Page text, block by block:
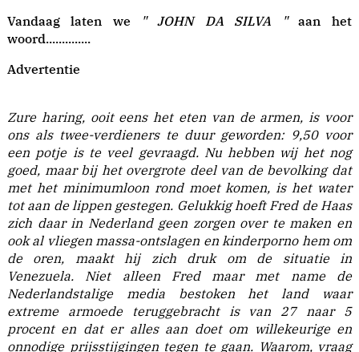
Vandaag laten we
" JOHN DA SILVA " aan het
woord..............
Advertentie
Zure haring, ooit eens het eten van de armen, is voor
ons als twee-verdieners te duur geworden: 9,50 voor
een potje is te veel gevraagd. Nu hebben wij het nog
goed, maar bij het overgrote deel van de bevolking dat
met het minimumloon rond moet komen, is het water
tot aan de lippen gestegen. Gelukkig hoeft Fred de Haas
zich daar in Nederland geen zorgen over te maken en
ook al vliegen massa-ontslagen en kinderporno hem om
de oren, maakt hij zich druk om de situatie in
Venezuela. Niet alleen Fred maar met name de
Nederlandstalige media bestoken het land waar
extreme armoede teruggebracht is van 27 naar 5
procent en dat er alles aan doet om willekeurige en
onnodige prijsstijgingen tegen te gaan. Waarom, vraag